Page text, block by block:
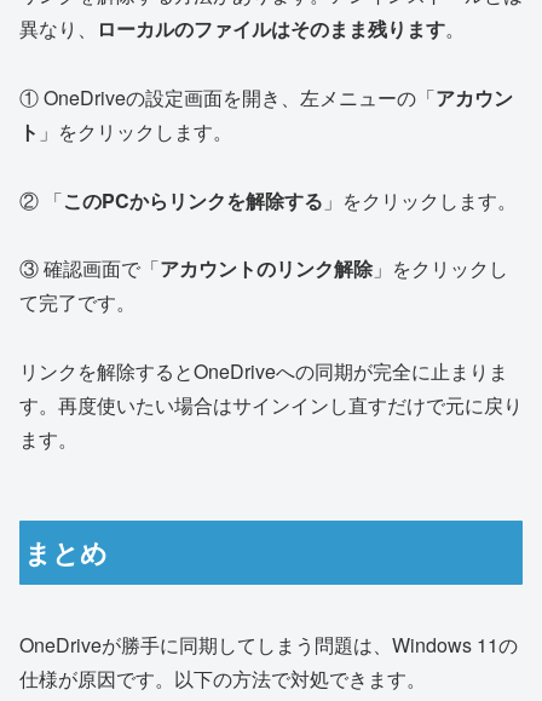
異なり、
ローカルのファイルはそのまま残ります。
① OneDriveの設定画面を開き、左メニューの「アカウン
ト 」をクリックします。
② 「このPCからリンクを解除する 」をクリックします。
③ 確認画面で「アカウントのリンク解除 」をクリックし
て完了です。
リンクを解除するとOneDriveへの同期が完全に止まりま
す。再度使いたい場合はサインインし直すだけで元に戻り
ます。
まとめ
OneDriveが勝手に同期してしまう問題は、Windows 11の
仕様が原因です。以下の方法で対処できます。